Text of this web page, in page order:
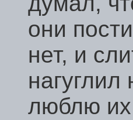
они
нет, и
люблю